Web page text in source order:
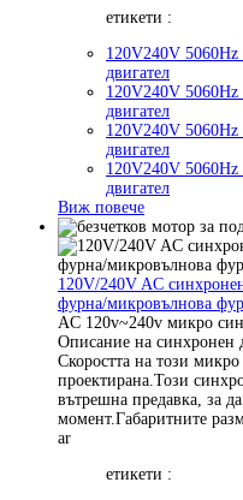
етикети :
120V240V
двигател
120V240V
двигател
120V240V
двигател
120V240V
двигател
Виж повече
120V/240V AC
фурна/микровълнова
AC 120v~240v микро
Описание на синхронен
Скоростта на този
проектирана.Този
вътрешна предавка, за
момент.Габаритните
ar
етикети :